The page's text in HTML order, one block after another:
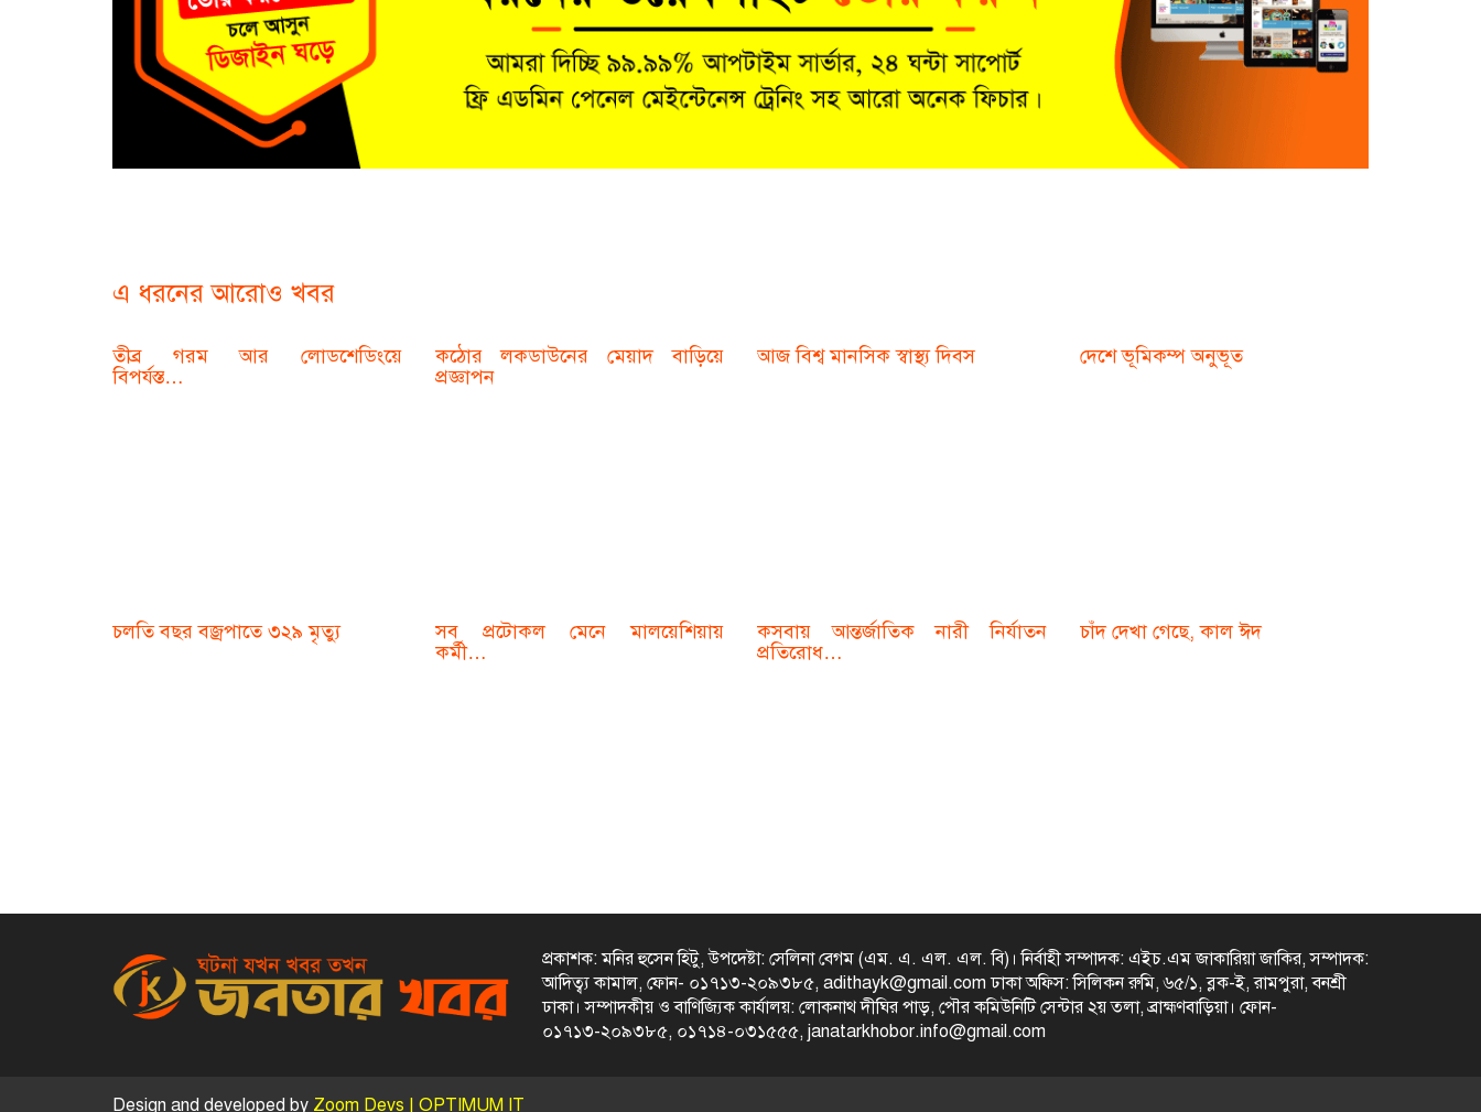
এ ধরনের আরোও খবর
তীব্র গরম আর লোডশেডিংয়ে
বিপর্যস্ত…
কঠোর লকডাউনের মেয়াদ বাড়িয়ে
প্রজ্ঞাপন
আজ বিশ্ব মানসিক স্বাস্থ্য দিবস দেশে ভূমিকম্প অনুভূত
চলতি বছর বজ্রপাতে ৩২৯ মৃত্যু
সব প্রটোকল মেনে মালয়েশিয়ায়
কর্মী…
কসবায় আন্তর্জাতিক নারী নির্যাতন
প্রতিরোধ…
চাঁদ দেখা গেছে, কাল ঈদ
প্রকাশক: মনির হুসেন হিটু, উপদেষ্টা: সেলিনা বেগম (এম. এ. এল. এল. বি) । নির্বাহী সম্পাদক: এইচ.এম জাকারিয়া জাকির,সম্পাদক:
আদিত্ব্য কামাল, ফোন- ০১৭১৩-২০৯৩৮৫, adithayk@gmail.comঢাকা অফিস: সিলিকন রুমি, ৬৫/১, ব্লক-ই, রামপুরা, বনশ্রী
ঢাকা। সম্পাদকীয় ও বাণিজ্যিক কার্যালয়: লোকনাথ দীঘির পাড়, পৌর কমিউনিটি সেন্টার ২য় তলা, ব্রাহ্মণবাড়িয়া। ফোন-
০১৭১৩-২০৯৩৮৫, ০১৭১৪-০৩১৫৫৫, janatarkhobor.info@gmail.com
Design and developed by Zoom Devs | OPTIMUM IT